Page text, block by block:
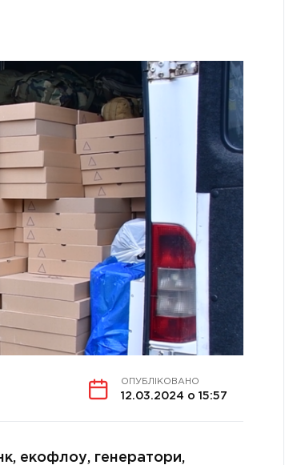
ОПУБЛІКОВАНО
12.03.2024 о 15:57
екофлоу, генератори,